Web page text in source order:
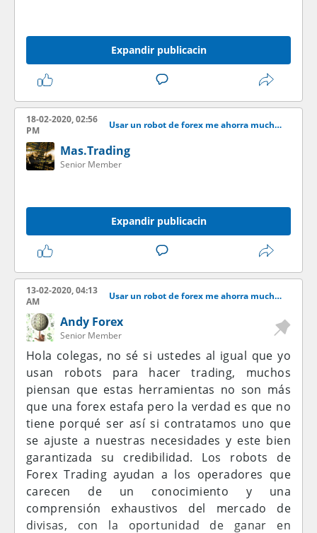
Expandir publicacin
18-02-2020, 02:56
PM
Usar un robot de forex me ahorra mucho tiempo y gano ms dinero
Mas.Trading
Senior Member
Expandir publicacin
13-02-2020, 04:13
AM
Usar un robot de forex me ahorra mucho tiempo y gano ms dinero
Andy Forex
Senior Member
Hola colegas, no sé si ustedes al igual que yo
usan robots para hacer trading, muchos
piensan que estas herramientas no son más
que una forex estafa pero la verdad es que no
tiene porqué ser así si contratamos uno que
se ajuste a nuestras necesidades y este bien
garantizada su credibilidad. Los robots de
Forex Trading ayudan a los operadores que
carecen de un conocimiento y una
comprensión exhaustivos del mercado de
divisas, con la oportunidad de ganar en